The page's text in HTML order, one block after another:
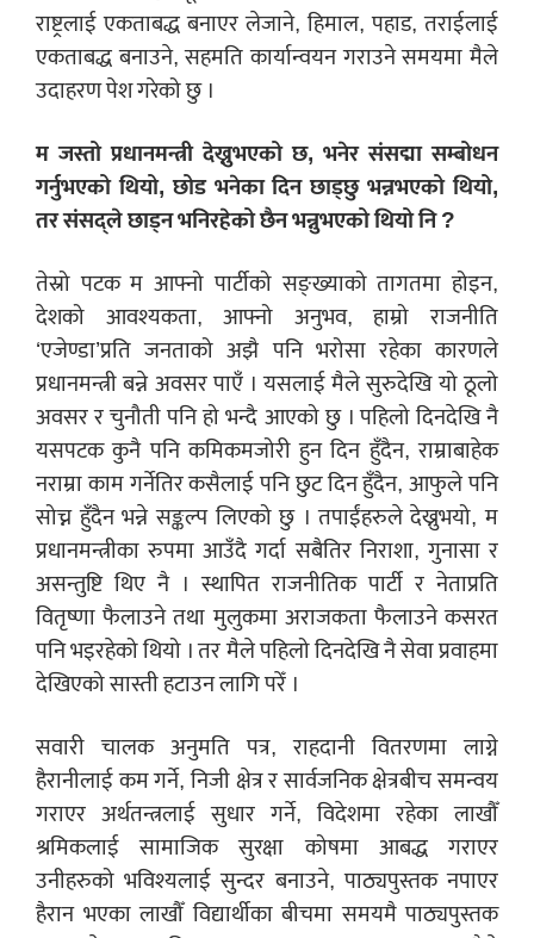
राष्ट्रलाई एकताबद्ध बनाएर लेजाने, हिमाल, पहाड, तराईलाई
एकताबद्ध बनाउने, सहमति कार्यान्वयन गराउने समयमा मैले
उदाहरण पेश गरेको छु ।
म जस्तो प्रधानमन्त्री देख्नुभएको छ, भनेर संसद्मा सम्बोधन
गर्नुभएको थियो, छोड भनेका दिन छाड्छु भन्नभएको थियो,
तर संसद्ले छाड्न भनिरहेको छैन भन्नुभएको थियो नि ?
तेस्रो पटक म आफ्नो पार्टीको सङ्ख्याको तागतमा होइन,
देशको आवश्यकता, आफ्नो अनुभव, हाम्रो राजनीति
‘एजेण्डा’प्रति जनताको अझै पनि भरोसा रहेका कारणले
प्रधानमन्त्री बन्ने अवसर पाएँ । यसलाई मैले सुरुदेखि यो ठूलो
अवसर र चुनौती पनि हो भन्दै आएको छु । पहिलो दिनदेखि नै
यसपटक कुनै पनि कमिकमजोरी हुन दिन हुँदैन, राम्राबाहेक
नराम्रा काम गर्नेतिर कसैलाई पनि छुट दिन हुँदैन, आफुले पनि
सोच्न हुँदैन भन्ने सङ्कल्प लिएको छु । तपाईंहरुले देख्नुभयो, म
प्रधानमन्त्रीका रुपमा आउँदै गर्दा सबैतिर निराशा, गुनासा र
असन्तुष्टि थिए नै । स्थापित राजनीतिक पार्टी र नेताप्रति
वितृष्णा फैलाउने तथा मुलुकमा अराजकता फैलाउने कसरत
पनि भइरहेको थियो । तर मैले पहिलो दिनदेखि नै सेवा प्रवाहमा
देखिएको सास्ती हटाउन लागि परेँ ।
सवारी चालक अनुमति पत्र, राहदानी वितरणमा लाग्ने
हैरानीलाई कम गर्ने, निजी क्षेत्र र सार्वजनिक क्षेत्रबीच समन्वय
गराएर अर्थतन्त्रलाई सुधार गर्ने, विदेशमा रहेका लाखौँ
श्रमिकलाई सामाजिक सुरक्षा कोषमा आबद्ध गराएर
उनीहरुको भविश्यलाई सुन्दर बनाउने, पाठ्यपुस्तक नपाएर
हैरान भएका लाखौँ विद्यार्थीका बीचमा समयमै पाठ्यपुस्तक